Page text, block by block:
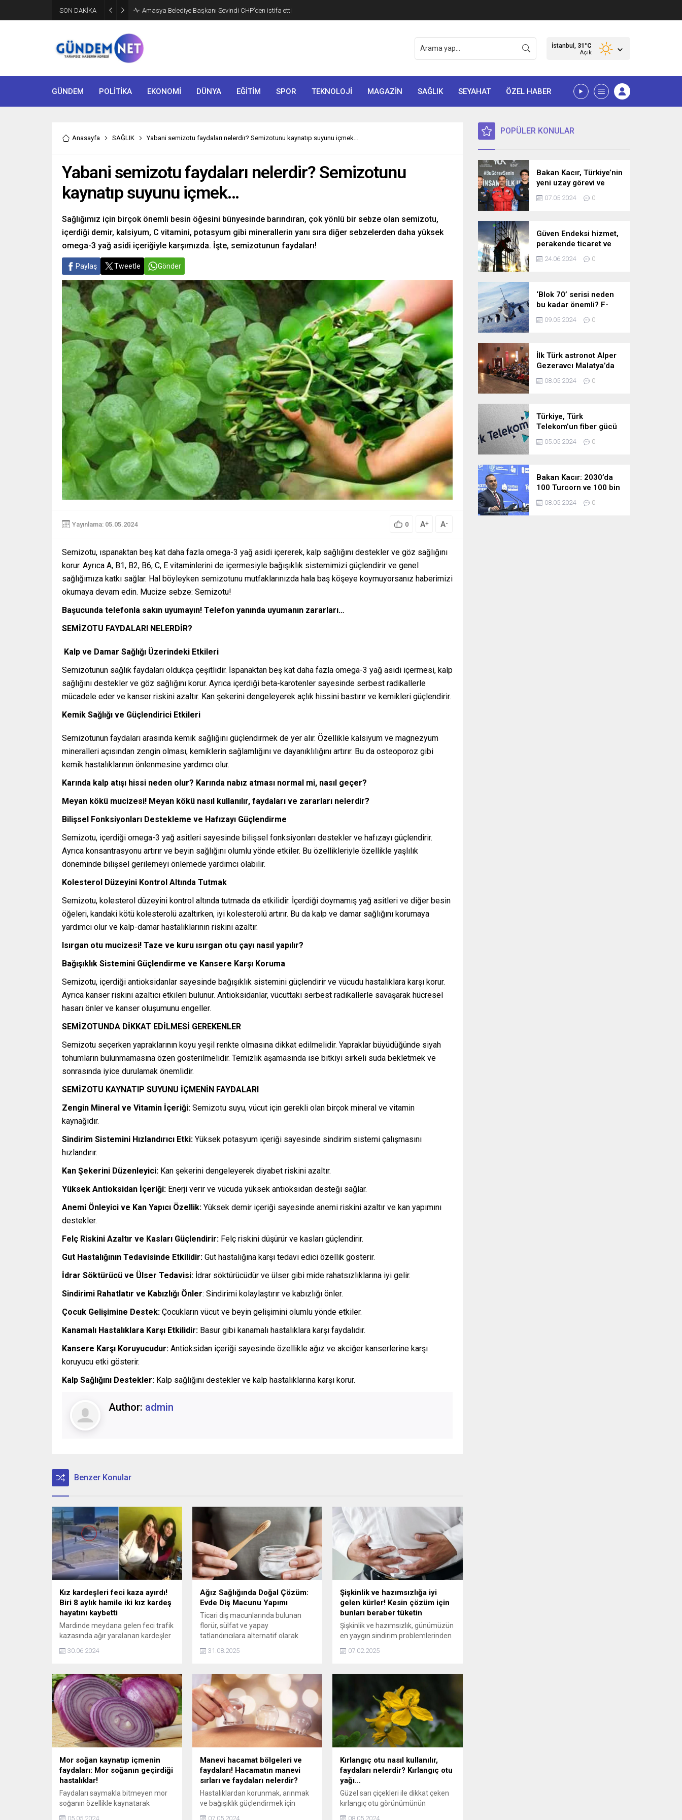
SON DAKİKA Amasya Belediye Başkanı Sevindi CHP’den istifa etti
İstanbul, 31 °C
Açık
GÜNDEM POLİTİKA EKONOMİ DÜNYA EĞİTİM SPOR TEKNOLOJİ MAGAZİN SAĞLIK SEYAHAT ÖZEL HABER
Anasayfa SAĞLIK Yabani semizotu faydaları nelerdir? Semizotunu kaynatıp suyunu içmek…
Yabani semizotu faydaları nelerdir? Semizotunu
kaynatıp suyunu içmek…
Sağlığımız için birçok önemli besin öğesini bünyesinde barındıran, çok yönlü bir sebze olan semizotu,
içerdiği demir, kalsiyum, C vitamini, potasyum gibi minerallerin yanı sıra diğer sebzelerden daha yüksek
omega-3 yağ asidi içeriğiyle karşımızda. İşte, semizotunun faydaları!
Paylaş Tweetle Gönder
Yayınlama: 05.05.2024 0 A+ A-
Semizotu, ıspanaktan beş kat daha fazla omega-3 yağ asidi içererek, kalp sağlığını destekler ve göz sağlığını
korur. Ayrıca A, B1, B2, B6, C, E vitaminlerini de içermesiyle bağışıklık sistemimizi güçlendirir ve genel
sağlığımıza katkı sağlar. Hal böyleyken semizotunu mutfaklarınızda hala baş köşeye koymuyorsanız haberimizi
okumaya devam edin. Mucize sebze: Semizotu!
Başucunda telefonla sakın uyumayın! Telefon yanında uyumanın zararları…
SEMİZOTU FAYDALARI NELERDİR?
Kalp ve Damar Sağlığı Üzerindeki Etkileri
Semizotunun sağlık faydaları oldukça çeşitlidir. İspanaktan beş kat daha fazla omega-3 yağ asidi içermesi, kalp
sağlığını destekler ve göz sağlığını korur. Ayrıca içerdiği beta-karotenler sayesinde serbest radikallerle
mücadele eder ve kanser riskini azaltır. Kan şekerini dengeleyerek açlık hissini bastırır ve kemikleri güçlendirir.
Kemik Sağlığı ve Güçlendirici Etkileri
Semizotunun faydaları arasında kemik sağlığını güçlendirmek de yer alır. Özellikle kalsiyum ve magnezyum
mineralleri açısından zengin olması, kemiklerin sağlamlığını ve dayanıklılığını artırır. Bu da osteoporoz gibi
kemik hastalıklarının önlenmesine yardımcı olur.
Karında kalp atışı hissi neden olur? Karında nabız atması normal mi, nasıl geçer?
Meyan kökü mucizesi! Meyan kökü nasıl kullanılır, faydaları ve zararları nelerdir?
Bilişsel Fonksiyonları Destekleme ve Hafızayı Güçlendirme
Semizotu, içerdiği omega-3 yağ asitleri sayesinde bilişsel fonksiyonları destekler ve hafızayı güçlendirir.
Ayrıca konsantrasyonu artırır ve beyin sağlığını olumlu yönde etkiler. Bu özellikleriyle özellikle yaşlılık
döneminde bilişsel gerilemeyi önlemede yardımcı olabilir.
Kolesterol Düzeyini Kontrol Altında Tutmak
Semizotu, kolesterol düzeyini kontrol altında tutmada da etkilidir. İçerdiği doymamış yağ asitleri ve diğer besin
öğeleri, kandaki kötü kolesterolü azaltırken, iyi kolesterolü artırır. Bu da kalp ve damar sağlığını korumaya
yardımcı olur ve kalp-damar hastalıklarının riskini azaltır.
Isırgan otu mucizesi! Taze ve kuru ısırgan otu çayı nasıl yapılır?
Bağışıklık Sistemini Güçlendirme ve Kansere Karşı Koruma
Semizotu, içerdiği antioksidanlar sayesinde bağışıklık sistemini güçlendirir ve vücudu hastalıklara karşı korur.
Ayrıca kanser riskini azaltıcı etkileri bulunur. Antioksidanlar, vücuttaki serbest radikallerle savaşarak hücresel
hasarı önler ve kanser oluşumunu engeller.
SEMİZOTUNDA DİKKAT EDİLMESİ GEREKENLER
Semizotu seçerken yapraklarının koyu yeşil renkte olmasına dikkat edilmelidir. Yapraklar büyüdüğünde siyah
tohumların bulunmamasına özen gösterilmelidir. Temizlik aşamasında ise bitkiyi sirkeli suda bekletmek ve
sonrasında iyice durulamak önemlidir.
SEMİZOTU KAYNATIP SUYUNU İÇMENİN FAYDALARI
Zengin Mineral ve Vitamin İçeriği: Semizotu suyu, vücut için gerekli olan birçok mineral ve vitamin
kaynağıdır.
Sindirim Sistemini Hızlandırıcı Etki: Yüksek potasyum içeriği sayesinde sindirim sistemi çalışmasını
hızlandırır.
Kan Şekerini Düzenleyici: Kan şekerini dengeleyerek diyabet riskini azaltır.
Yüksek Antioksidan İçeriği: Enerji verir ve vücuda yüksek antioksidan desteği sağlar.
Anemi Önleyici ve Kan Yapıcı Özellik: Yüksek demir içeriği sayesinde anemi riskini azaltır ve kan yapımını
destekler.
Felç Riskini Azaltır ve Kasları Güçlendirir: Felç riskini düşürür ve kasları güçlendirir.
Gut Hastalığının Tedavisinde Etkilidir: Gut hastalığına karşı tedavi edici özellik gösterir.
İdrar Söktürücü ve Ülser Tedavisi: İdrar söktürücüdür ve ülser gibi mide rahatsızlıklarına iyi gelir.
Sindirimi Rahatlatır ve Kabızlığı Önler: Sindirimi kolaylaştırır ve kabızlığı önler.
Çocuk Gelişimine Destek: Çocukların vücut ve beyin gelişimini olumlu yönde etkiler.
Kanamalı Hastalıklara Karşı Etkilidir: Basur gibi kanamalı hastalıklara karşı faydalıdır.
Kansere Karşı Koruyucudur: Antioksidan içeriği sayesinde özellikle ağız ve akciğer kanserlerine karşı
koruyucu etki gösterir.
Kalp Sağlığını Destekler: Kalp sağlığını destekler ve kalp hastalıklarına karşı korur.
Author: admin
Benzer Konular
Kız kardeşleri feci kaza ayırdı!
Biri 8 aylık hamile iki kız kardeş
hayatını kaybetti
Mardinde meydana gelen feci trafik
kazasında ağır yaralanan kardeşler
Özlem Nerse Karadaş ve Rojbin
Nerse hayatını kaybetti.
hamile olduğu ortaya çıktı. Olayın
görüntüleri güvenlik kamerasına
yansıdı.
30.06.2024
Ağız Sağlığında Doğal Çözüm:
Evde Diş Macunu Yapımı
Ticari diş macunlarında bulunan
florür, sülfat ve yapay
tatlandırıcılara alternatif olarak
evde hazırlanan doğal diş
macunları, hem ağız sağlığını
maruziyetini azaltıyor.
31.08.2025
Şişkinlik ve hazımsızlığa iyi
gelen kürler! Kesin çözüm için
bunları beraber tüketin
Şişkinlik ve hazımsızlık, günümüzün
en yaygın sindirim problemlerinden
bir tanesidir. Neyse ki doğal
yöntemler sayesinde bu
sindirim sisteminizi rahatlatmak
mümkün. İşte, şişkinlik ve
hazımsızlığa iyi gelen kürler...
07.02.2025
Mor soğan kaynatıp içmenin
faydaları: Mor soğanın geçirdiği
hastalıklar!
Faydaları saymakla bitmeyen mor
soğanın özellikle kaynatarak
05.05.2024
Manevi hacamat bölgeleri ve
faydaları! Hacamatın manevi
sırları ve faydaları nelerdir?
Hastalıklardan korunmak, arınmak
ve bağışıklık güçlendirmek için
07.05.2024
Kırlangıç otu nasıl kullanılır,
faydaları nelerdir? Kırlangıç otu
yağı…
Güzel sarı çiçekleri ile dikkat çeken
kırlangıç otu görünümünün
08.05.2024
POPÜLER KONULAR
Bakan Kacır, Türkiye’nin
yeni uzay görevi ve
bilim misyonunu
açıkladı! İşte detaylar…
07.05.2024 0
Güven Endeksi hizmet,
perakende ticaret ve
inşaat sektörlerinde
düştü
24.06.2024 0
‘Blok 70’ serisi neden
bu kadar önemli? F-
16’larla ilgili merak
edilenleri anlattı!
09.05.2024 0
İlk Türk astronot Alper
Gezeravcı Malatya’da
öğrencilerle bir araya
geldi!
08.05.2024 0
Türkiye, Türk
Telekom’un fiber gücü
ile yarının
teknolojilerine hazır
05.05.2024 0
Bakan Kacır: 2030’da
100 Turcorn ve 100 bin
teknoloji girişimciliği
hedefimize ulaşacağız
08.05.2024 0